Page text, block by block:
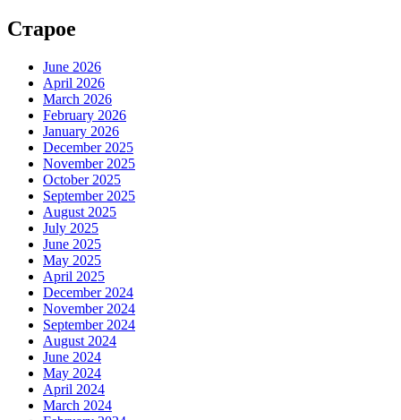
Старое
June 2026
April 2026
March 2026
February 2026
January 2026
December 2025
November 2025
October 2025
September 2025
August 2025
July 2025
June 2025
May 2025
April 2025
December 2024
November 2024
September 2024
August 2024
June 2024
May 2024
April 2024
March 2024